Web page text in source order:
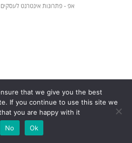
אפ - פתרונות אינטרנט
that we give you the best
If you continue to use this site we
you are happy with it.
Ok
No